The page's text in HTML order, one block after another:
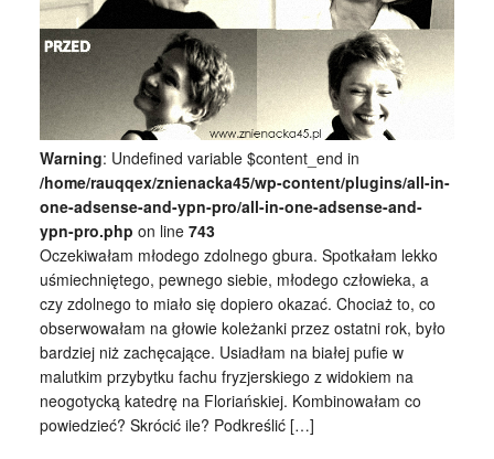
Warning: Undefined variable $content_end in
/home/rauqqex/znienacka45/wp-content/plugins/all-in-
one-adsense-and-ypn-pro/all-in-one-adsense-and-
ypn-pro.php on line 743
Oczekiwałam młodego zdolnego gbura. Spotkałam lekko
uśmiechniętego, pewnego siebie, młodego człowieka, a
czy zdolnego to miało się dopiero okazać. Chociaż to, co
obserwowałam na głowie koleżanki przez ostatni rok, było
bardziej niż zachęcające. Usiadłam na białej pufie w
malutkim przybytku fachu fryzjerskiego z widokiem na
neogotycką katedrę na Floriańskiej. Kombinowałam co
powiedzieć? Skrócić ile? Podkreślić […]